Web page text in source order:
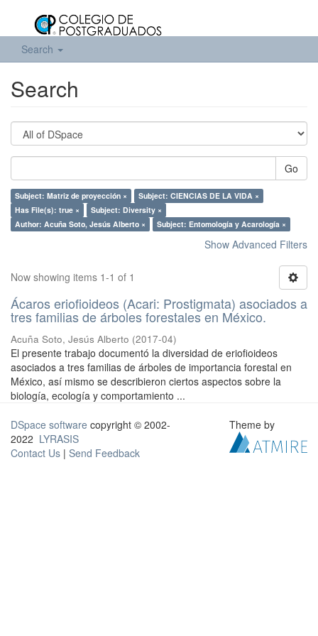
Search
Search
Go
Subject: Matriz de proyección ×
Subject: CIENCIAS DE LA VIDA ×
Has File(s): true ×
Subject: Diversity ×
Author: Acuña Soto, Jesús Alberto ×
Subject: Entomología y Acarología ×
Show Advanced Filters
Now showing items 1-1 of 1
Ácaros eriofioideos (Acari: Prostigmata) asociados a
tres familias de árboles forestales en México.
Acuña Soto, Jesús Alberto (2017-04)
El presente trabajo documentó la diversidad de eriofioideos
asociados a tres familias de árboles de importancia forestal en
México, así mismo se describieron ciertos aspectos sobre la
biología, ecología y comportamiento ...
DSpace software copyright © 2002-
2022 LYRASIS
Contact Us | Send Feedback
Theme by